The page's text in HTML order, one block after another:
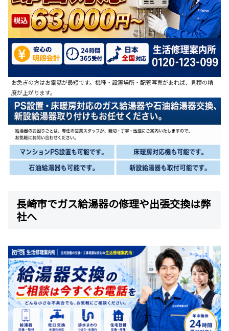
お急ぎの方はお電話が最短です。機種・設置場所・配管写真があれば、見積の精
度が上がります。
長崎市でガス給湯器の修理や出張交換は弊
社へ